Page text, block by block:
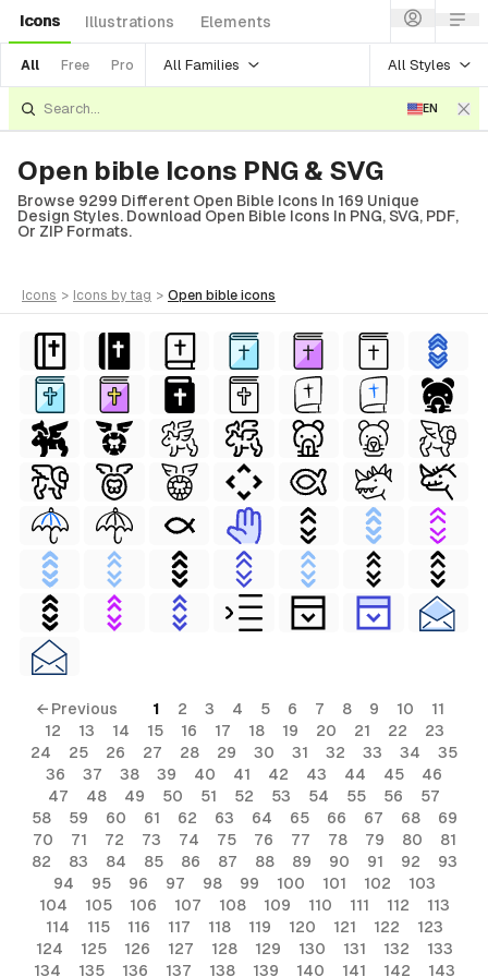
Icons Illustrations Elements
All Free Pro All Families All Styles
EN
Open bible Icons PNG & SVG
Browse 9299 Different Open Bible Icons In 169 Unique
Design Styles. Download Open Bible Icons In PNG, SVG, PDF,
Or ZIP Formats.
icons > icons by tag > open bible icons
← Previous 1 2 3 4 5 6 7 8 9 10
11
12
13 14 15 16 17 18 19 20 21 22
23
24
25 26 27 28 29 30 31 32 33 34
35
36
37 38 39 40 41 42 43 44 45
46
47
48 49 50 51 52 53 54 55 56
57
58
59 60 61 62 63 64 65 66 67 68
69
70
71 72 73 74 75 76 77 78 79 80
81
82
83 84 85 86 87 88 89 90 91 92
93
94
95 96 97 98 99 100 101 102
103
104
105 106 107 108 109 110 111 112
113
114
115 116 117 118 119 120 121 122
123
124
125 126 127 128 129 130 131 132
133
134
135 136 137 138 139 140 141 142 143